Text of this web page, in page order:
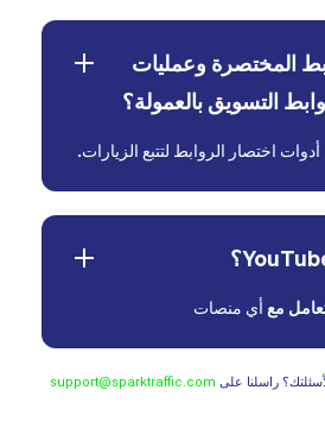
المختصرة وعمليات
التسويق بالعمولة؟
اختصار الروابط لتتبع الزيارات.
مع أي منصات
راسلنا على support@sparktraffic.com